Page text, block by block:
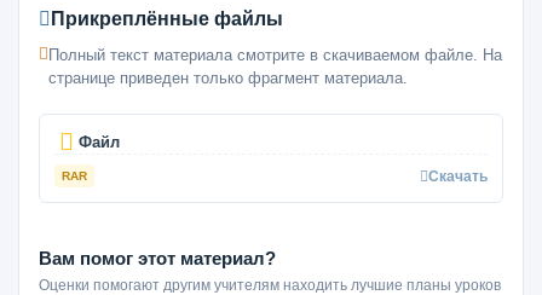
Прикреплённые файлы
Полный текст материала смотрите в скачиваемом файле. На
странице приведен только фрагмент материала.
Файл
RAR Скачать
Вам помог этот материал?
Оценки помогают другим учителям находить лучшие планы уроков